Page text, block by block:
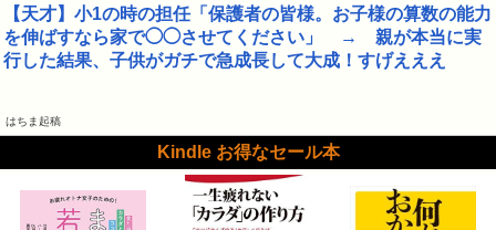
【天才】小1の時の担任「保護者の皆様。お子様の算数の能力
を伸ばすなら家で◯◯させてください」 → 親が本当に実
行した結果、子供がガチで急成長して大成！すげえええ
はちま起稿
Kindle お得なセール本